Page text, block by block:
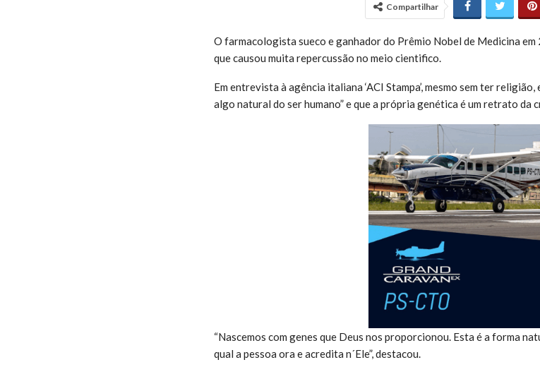
Compartilhar
O farmacologista sueco e ganhador do Prêmio Nobel de Medicina
que causou muita repercussão no meio cientifico.
Em entrevista à agência italiana ‘ACI Stampa’, mesmo sem ter
algo natural do ser humano” e que a própria genética é um retrato da
“Nascemos com genes que Deus nos proporcionou. Esta é a forma
qual a pessoa ora e acredita n´Ele”, destacou.